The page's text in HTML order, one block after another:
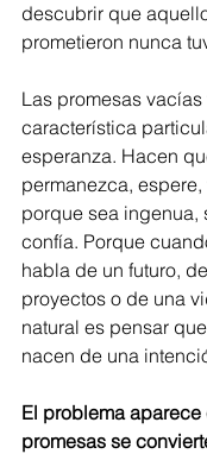
descubrir que
prometieron nunca
Las promesas
característica
esperanza. Hacen
permanezca,
porque sea ingenua,
confía. Porque
habla de un futuro,
proyectos o de una
natural es pensar
nacen de una
El problema
promesas se